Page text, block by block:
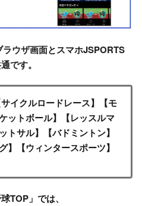
ウザ画面とスマホJSPORTS
です。
サイクルロードレース】【モ
ットボール】
【レッスルマ
トサル】【バドミントン】
】【ウィンタースポーツ】
TOP」では、